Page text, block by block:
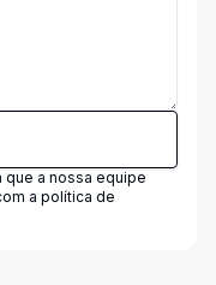
que a nossa equipe
a política de